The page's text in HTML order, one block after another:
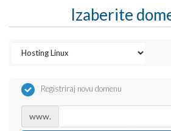
Izaberite
Registriraj novu domenu
www.